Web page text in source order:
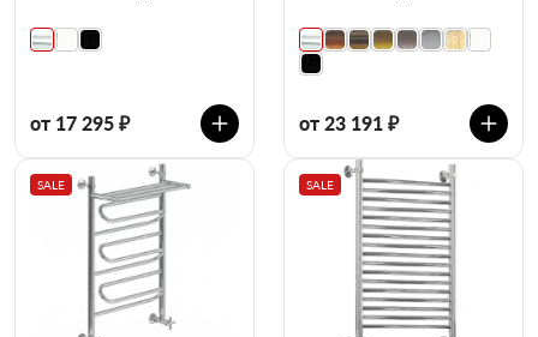
от 17 295 ₽ от 23 191 ₽
SALE SALE